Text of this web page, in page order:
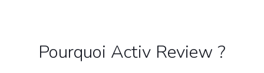
Pourquoi Activ Review ?